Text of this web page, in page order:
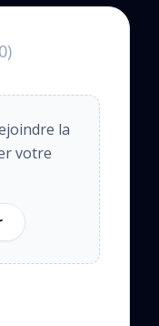
0)
la
votre